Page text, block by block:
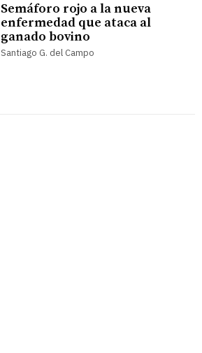
Semáforo rojo a la nueva
enfermedad que ataca al
ganado bovino
Santiago G. del Campo